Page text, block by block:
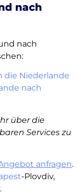
nach
nach
die Niederlande
nach
über die
Services zu
anfragen.
-Plovdiv,